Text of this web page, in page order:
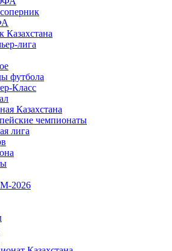
Казахстана
лига
футбола
Класс
Казахстана
чемпионаты
лига
2026